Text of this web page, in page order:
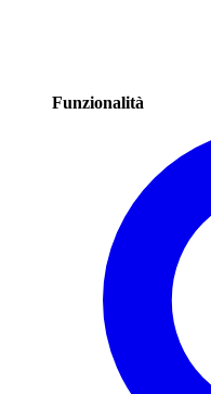
Funzionalità